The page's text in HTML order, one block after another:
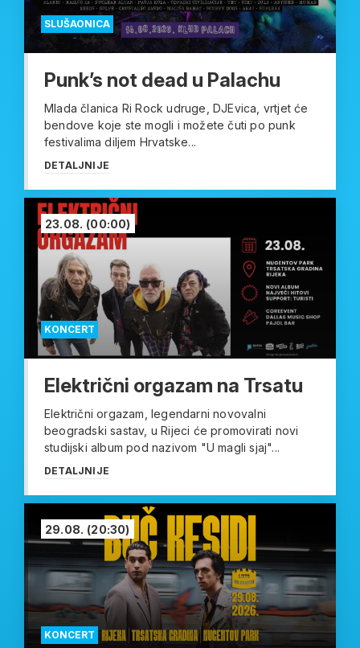
SLUŠAONICA
Punk’s not dead u Palachu
Mlada članica Ri Rock udruge, DJEvica, vrtjet će
bendove koje ste mogli i možete čuti po punk
festivalima diljem Hrvatske...
DETALJNIJE
KONCERT
23.08. (00:00)
Električni orgazam na Trsatu
Električni orgazam, legendarni novovalni
beogradski sastav, u Rijeci će promovirati novi
studijski album pod nazivom "U magli sjaj"...
DETALJNIJE
KONCERT
29.08. (20:30)